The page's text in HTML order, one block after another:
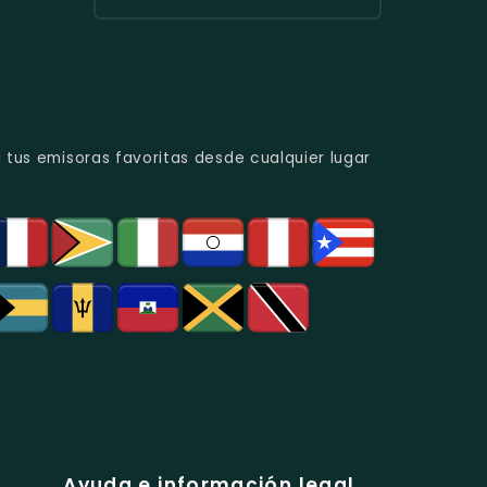
Y
Bogotá.
emisoras favoritas desde cualquier lugar